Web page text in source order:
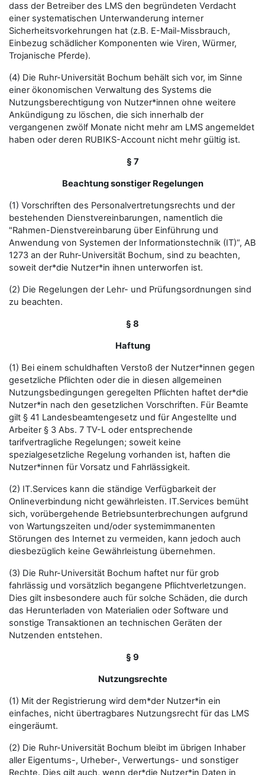
dass der Betreiber des LMS den begründeten Verdacht
einer systematischen Unterwanderung interner
Sicherheitsvorkehrungen hat (z.B. E-Mail-Missbrauch,
Einbezug schädlicher Komponenten wie Viren, Würmer,
Trojanische Pferde).
(4) Die Ruhr-Universität Bochum behält sich vor, im Sinne
einer ökonomischen Verwaltung des Systems die
Nutzungsberechtigung von Nutzer*innen ohne weitere
Ankündigung zu löschen, die sich innerhalb der
vergangenen zwölf Monate nicht mehr am LMS angemeldet
haben oder deren RUBIKS-Account nicht mehr gültig ist.
§ 7
Beachtung sonstiger Regelungen
(1) Vorschriften des Personalvertretungsrechts und der
bestehenden Dienstvereinbarungen, namentlich die
"Rahmen-Dienstvereinbarung über Einführung und
Anwendung von Systemen der Informationstechnik (IT)“, AB
1273 an der Ruhr-Universität Bochum, sind zu beachten,
soweit der*die Nutzer*in ihnen unterworfen ist.
(2) Die Regelungen der Lehr- und Prüfungsordnungen sind
zu beachten.
§ 8
Haftung
(1) Bei einem schuldhaften Verstoß der Nutzer*innen gegen
gesetzliche Pflichten oder die in diesen allgemeinen
Nutzungsbedingungen geregelten Pflichten haftet der*die
Nutzer*in nach den gesetzlichen Vorschriften. Für Beamte
gilt § 41 Landesbeamtengesetz und für Angestellte und
Arbeiter § 3 Abs. 7 TV-L oder entsprechende
tarifvertragliche Regelungen; soweit keine
spezialgesetzliche Regelung vorhanden ist, haften die
Nutzer*innen für Vorsatz und Fahrlässigkeit.
(2) IT.Services kann die ständige Verfügbarkeit der
Onlineverbindung nicht gewährleisten. IT.Services bemüht
sich, vorübergehende Betriebsunterbrechungen aufgrund
von Wartungszeiten und/oder systemimmanenten
Störungen des Internet zu vermeiden, kann jedoch auch
diesbezüglich keine Gewährleistung übernehmen.
(3) Die Ruhr-Universität Bochum haftet nur für grob
fahrlässig und vorsätzlich begangene Pflichtverletzungen.
Dies gilt insbesondere auch für solche Schäden, die durch
das Herunterladen von Materialien oder Software und
sonstige Transaktionen an technischen Geräten der
Nutzenden entstehen.
§ 9
Nutzungsrechte
(1) Mit der Registrierung wird dem*der Nutzer*in ein
einfaches, nicht übertragbares Nutzungsrecht für das LMS
eingeräumt.
(2) Die Ruhr-Universität Bochum bleibt im übrigen Inhaber
aller Eigentums-, Urheber-, Verwertungs- und sonstiger
Rechte. Dies gilt auch, wenn der*die Nutzer*in Daten in